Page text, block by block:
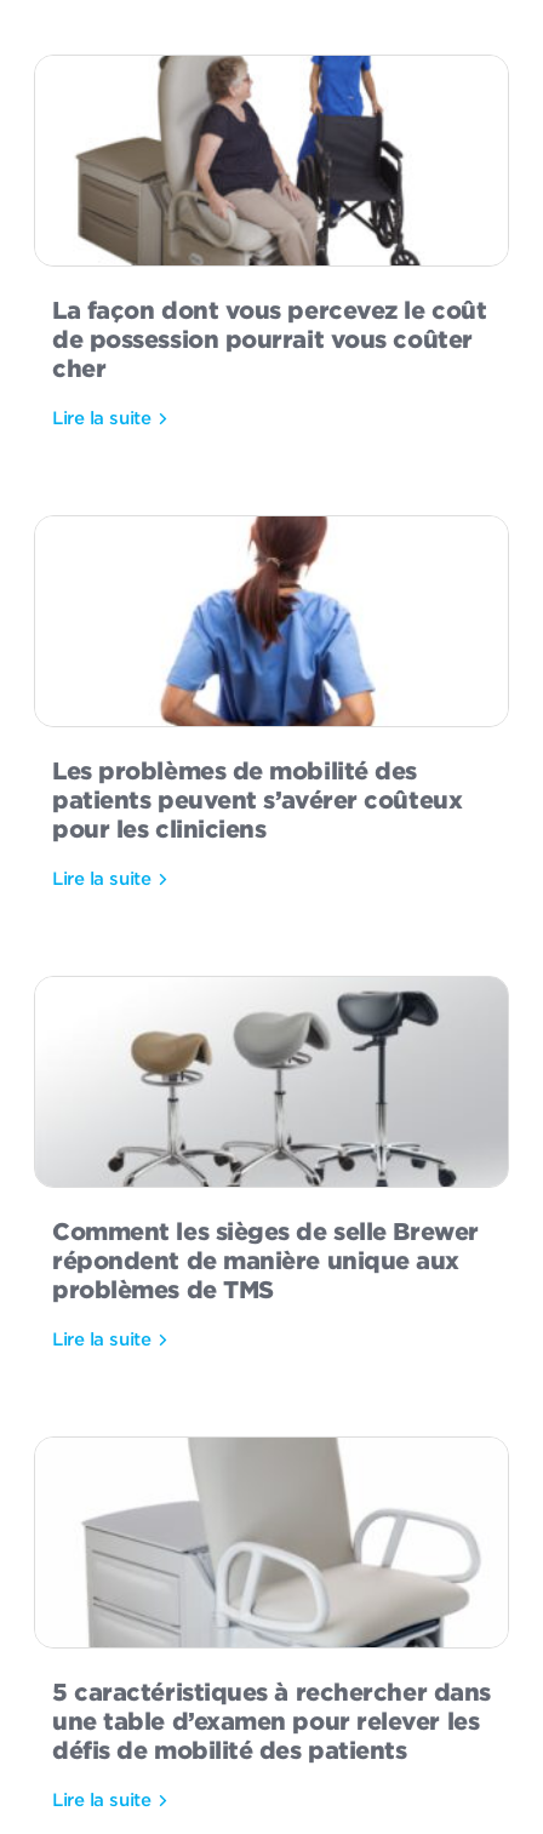
La façon dont vous percevez le coût
de possession pourrait vous coûter
cher
Lire la suite
Les problèmes de mobilité des
patients peuvent s’avérer coûteux
pour les cliniciens
Lire la suite
Comment les sièges de selle Brewer
répondent de manière unique aux
problèmes de TMS
Lire la suite
5 caractéristiques à rechercher dans
une table d’examen pour relever les
défis de mobilité des patients
Lire la suite